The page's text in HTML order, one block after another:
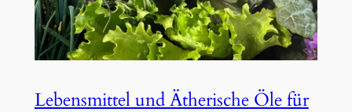
Lebensmittel und Ätherische Öle für